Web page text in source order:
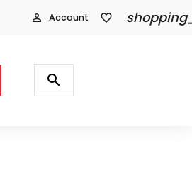
person_outline Account favorite_border
Producten
zoeken
search